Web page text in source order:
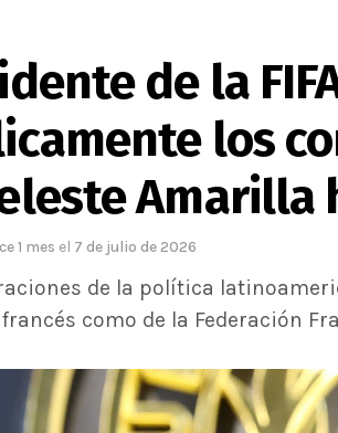
de la
los
Amarilla
1 mes el 7 de julio de 2026
de la política
como de la Federación